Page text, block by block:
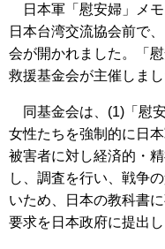
日本軍「慰安婦」メ
日本台湾交流協会前で
会が開かれました。「
救援基金会が主催しまし
同基金会は、(1)「慰
女性たちを強制的に日
被害者に対し経済的・
し、調査を行い、戦争
いため、日本の教科書
要求を日本政府に提出し